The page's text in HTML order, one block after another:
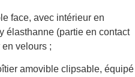
face, avec intérieur en
élasthanne (partie en contact
velours ;
amovible clipsable, équipé